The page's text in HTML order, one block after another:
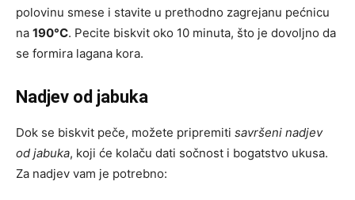
polovinu smese i stavite u prethodno zagrejanu pećnicu
na 190°C. Pecite biskvit oko 10 minuta, što je dovoljno da
se formira lagana kora.
Nadjev od jabuka
Dok se biskvit peče, možete pripremiti savršeni nadjev
od jabuka, koji će kolaču dati sočnost i bogatstvo ukusa.
Za nadjev vam je potrebno: